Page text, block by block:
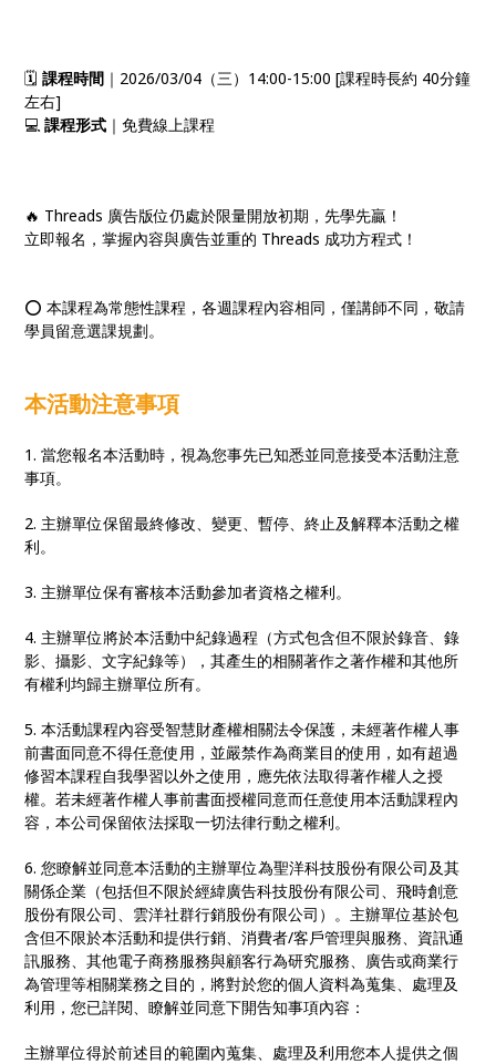
🗓️課程時間 ｜2026/03/04（三）14:00-15:00 [課程時長約 40分鐘
左右]
💻課程形式 ｜免費線上課程
🔥 Threads 廣告版位仍處於限量開放初期，先學先贏！
立即報名，掌握內容與廣告並重的 Threads 成功方程式！
⭕ 本課程為常態性課程，各週課程內容相同，僅講師不同，敬請
學員留意選課規劃。
本活動注意事項
1. 當您報名本活動時，視為您事先已知悉並同意接受本活動注意
事項。
2. 主辦單位保留最終修改、變更、暫停、終止及解釋本活動之權
利。
3. 主辦單位保有審核本活動參加者資格之權利。
4. 主辦單位將於本活動中紀錄過程（方式包含但不限於錄音、錄
影、攝影、文字紀錄等），其產生的相關著作之著作權和其他所
有權利均歸主辦單位所有。
5. 本活動課程內容受智慧財產權相關法令保護，未經著作權人事
前書面同意不得任意使用，並嚴禁作為商業目的使用，如有超過
修習本課程自我學習以外之使用，應先依法取得著作權人之授
權。若未經著作權人事前書面授權同意而任意使用本活動課程內
容，本公司保留依法採取一切法律行動之權利。
6. 您瞭解並同意本活動的主辦單位為聖洋科技股份有限公司及其
關係企業（包括但不限於經緯廣告科技股份有限公司、飛時創意
股份有限公司、雲洋社群行銷股份有限公司）。主辦單位基於包
含但不限於本活動和提供行銷、消費者/客戶管理與服務、資訊通
訊服務、其他電子商務服務與顧客行為研究服務、廣告或商業行
為管理等相關業務之目的，將對於您的個人資料為蒐集、處理及
利用，您已詳閱、瞭解並同意下開告知事項內容：
主辦單位得於前述目的範圍內蒐集、處理及利用您本人提供之個